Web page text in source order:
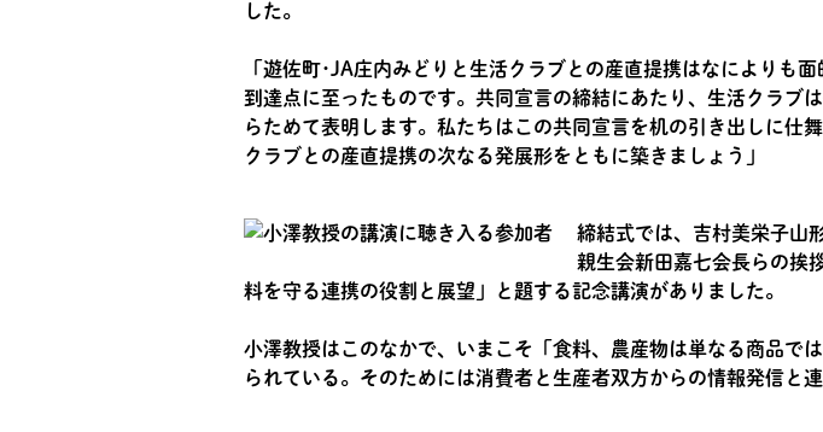
した。
「遊佐町･JA庄内みどりと生活クラブとの産直提携はなによりも
到達点に至ったものです。共同宣言の締結にあたり、生活クラブ
らためて表明します。私たちはこの共同宣言を机の引き出しに仕
クラブとの産直提携の次なる発展形をともに築きましょう」
締結式では、吉村美栄子山
親生会新田嘉七会長らの挨
料を守る連携の役割と展望」と題する記念講演がありました。
小澤教授はこのなかで、いまこそ「食料、農産物は単なる商品で
られている。そのためには消費者と生産者双方からの情報発信と